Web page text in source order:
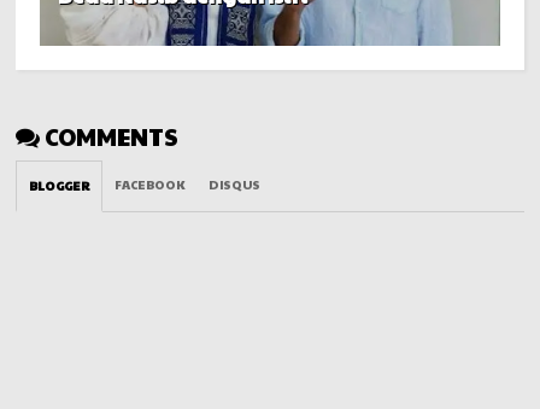
COMMENTS
BLOGGER FACEBOOK DISQUS